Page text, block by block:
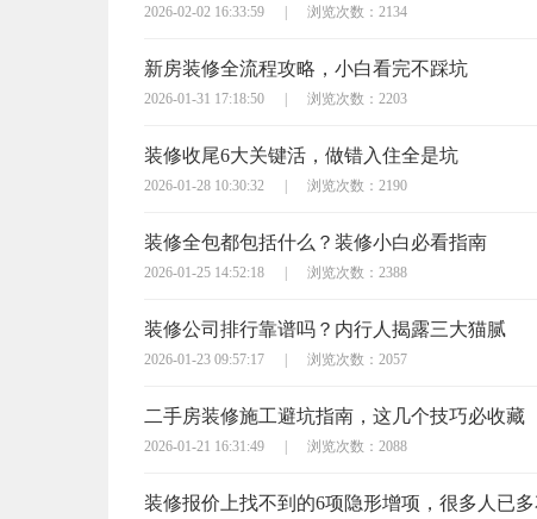
2026-02-02 16:33:59 | 浏览次数：2134
新房装修全流程攻略，小白看完不踩坑
2026-01-31 17:18:50 | 浏览次数：2203
装修收尾6大关键活，做错入住全是坑
2026-01-28 10:30:32 | 浏览次数：2190
装修全包都包括什么？装修小白必看指南
2026-01-25 14:52:18 | 浏览次数：2388
装修公司排行靠谱吗？内行人揭露三大猫腻
2026-01-23 09:57:17 | 浏览次数：2057
二手房装修施工避坑指南，这几个技巧必收藏
2026-01-21 16:31:49 | 浏览次数：2088
装修报价上找不到的6项隐形增项，很多人已